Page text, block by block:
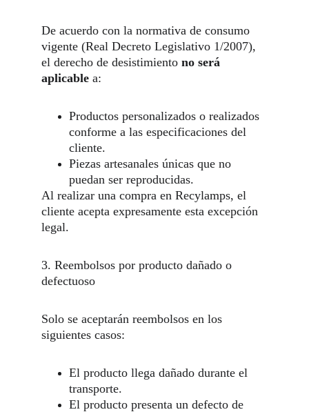
De acuerdo con la normativa de consumo
vigente (Real Decreto Legislativo 1/2007),
el derecho de desistimiento no será
aplicable a:
Productos personalizados o realizados
conforme a las especificaciones del
cliente.
Piezas artesanales únicas que no
puedan ser reproducidas.
Al realizar una compra en Recylamps, el
cliente acepta expresamente esta excepción
legal.
3. Reembolsos por producto dañado o
defectuoso
Solo se aceptarán reembolsos en los
siguientes casos:
El producto llega dañado durante el
transporte.
El producto presenta un defecto de